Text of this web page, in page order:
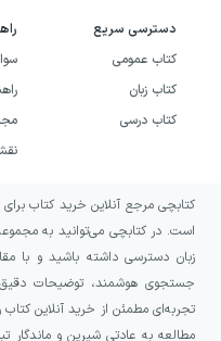
دسترسی سریع
کتاب عمومی
کتاب زبان
کتاب درسی
کتابچی مرجع آنلاین خرید کتاب
است. در کتابچی می‌توانید به
زبان دسترسی داشته باشید و با
جستجوی هوشمند، توضیحات دقیق
تجربه‌ای مطمئن از خرید آنلاین
مطالعه به عادتی شیرین و ماندگار